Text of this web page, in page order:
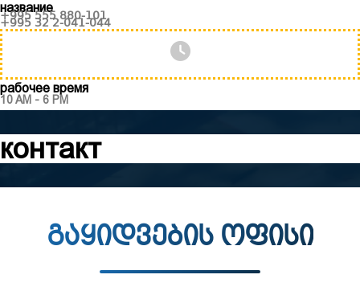
название
+995 555 880-101
+995 32 2-041-044
рабочее время
10 AM - 6 PM
контакт
გაყიდვების ოფისი